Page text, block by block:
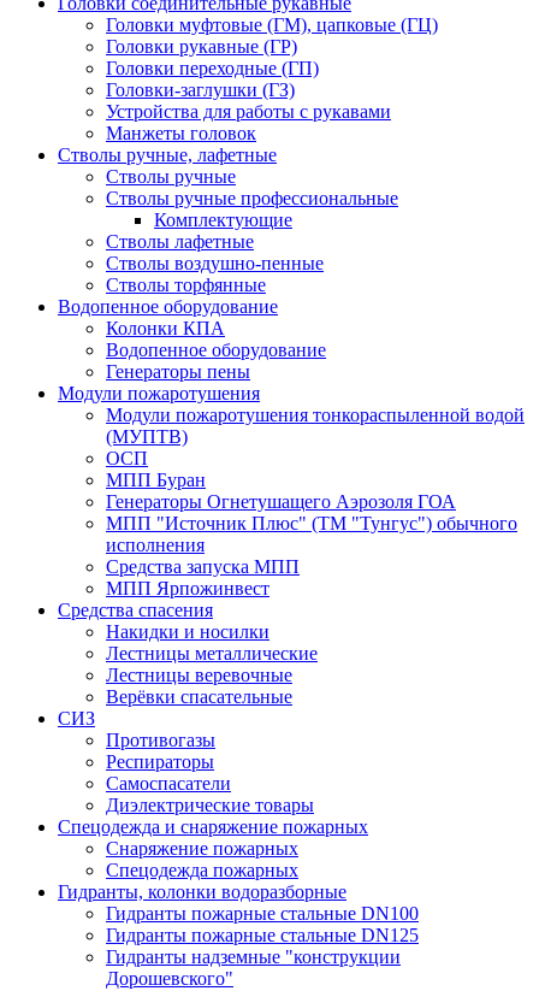
Головки муфтовые (ГМ), цапковые (ГЦ)
Головки рукавные (ГР)
Головки переходные (ГП)
Головки-заглушки (ГЗ)
Устройства для работы с рукавами
Манжеты головок
Стволы ручные, лафетные
Стволы ручные
Стволы ручные профессиональные
Комплектующие
Стволы лафетные
Стволы воздушно-пенные
Стволы торфянные
Водопенное оборудование
Колонки КПА
Водопенное оборудование
Генераторы пены
Модули пожаротушения
Модули пожаротушения тонкораспыленной водой
(МУПТВ)
ОСП
МПП Буран
Генераторы Огнетушащего Аэрозоля ГОА
МПП "Источник Плюс" (ТМ "Тунгус") обычного
исполнения
Средства запуска МПП
МПП Ярпожинвест
Средства спасения
Накидки и носилки
Лестницы металлические
Лестницы веревочные
Верёвки спасательные
СИЗ
Противогазы
Респираторы
Самоспасатели
Диэлектрические товары
Спецодежда и снаряжение пожарных
Снаряжение пожарных
Спецодежда пожарных
Гидранты, колонки водоразборные
Гидранты пожарные стальные DN100
Гидранты пожарные стальные DN125
Гидранты надземные "конструкции
Дорошевского"